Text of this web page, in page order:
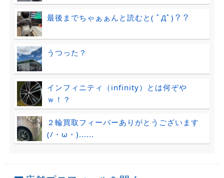
最後までちゃぁぁんと読むと( ﾟДﾟ)？？
うつった？
インフィニティ（infinity）とは何ぞや
ｗ！？
２輪買取フィーバーありがとうございます
(/・ω・)......